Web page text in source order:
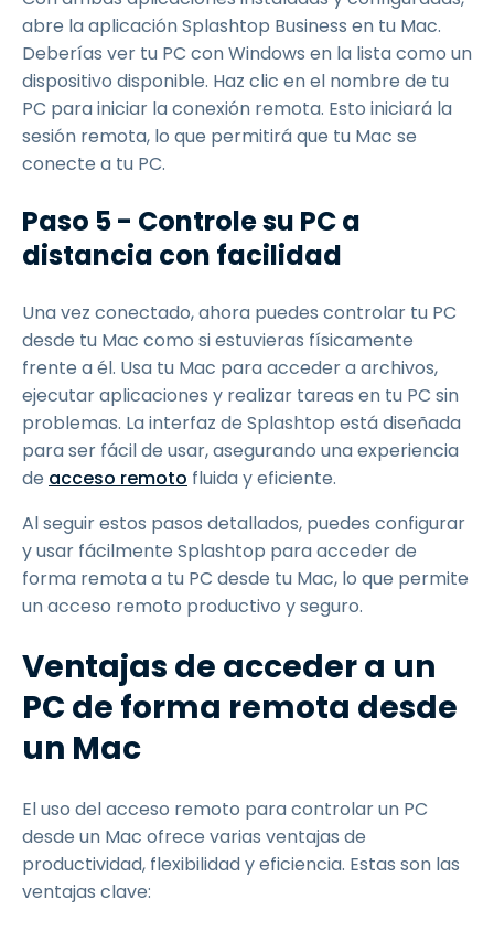
abre la aplicación Splashtop Business en tu Mac.
Deberías ver tu PC con Windows en la lista como un
dispositivo disponible. Haz clic en el nombre de tu
PC para iniciar la conexión remota. Esto iniciará la
sesión remota, lo que permitirá que tu Mac se
conecte a tu PC.
Paso 5 - Controle su PC a
distancia con facilidad
Una vez conectado, ahora puedes controlar tu PC
desde tu Mac como si estuvieras físicamente
frente a él. Usa tu Mac para acceder a archivos,
ejecutar aplicaciones y realizar tareas en tu PC sin
problemas. La interfaz de Splashtop está diseñada
para ser fácil de usar, asegurando una experiencia
de acceso remoto fluida y eficiente.
Al seguir estos pasos detallados, puedes configurar
y usar fácilmente Splashtop para acceder de
forma remota a tu PC desde tu Mac, lo que permite
un acceso remoto productivo y seguro.
Ventajas de acceder a un
PC de forma remota desde
un Mac
El uso del acceso remoto para controlar un PC
desde un Mac ofrece varias ventajas de
productividad, flexibilidad y eficiencia. Estas son las
ventajas clave: